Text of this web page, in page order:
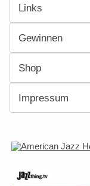
Links
Gewinnen
Shop
Impressum